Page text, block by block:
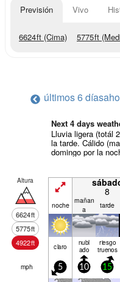
Previsión Vivo
6624ft (Cima) 5775ft
últimos 6 días
Next 4 days
Lluvia ligera (totál
la tarde. Cálido
domingo por la
Altura
6624ft
5775ft
4922ft
8
noche mañan
a
tarde
claro nubl
ado
riesgo
truenos
mph 5 10 15